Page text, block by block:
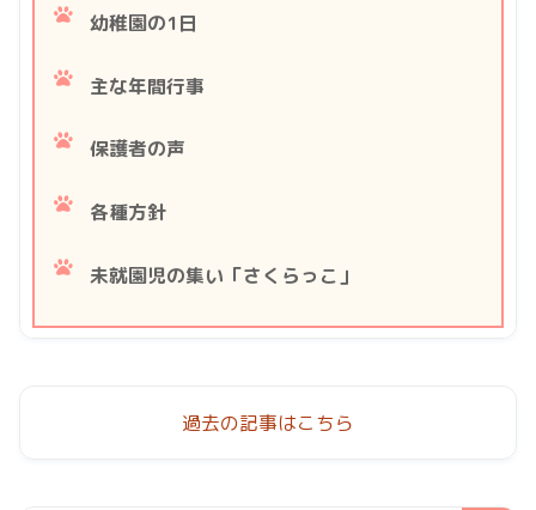
幼稚園の1日
主な年間行事
保護者の声
各種方針
未就園児の集い「さくらっこ」
過去の記事はこちら